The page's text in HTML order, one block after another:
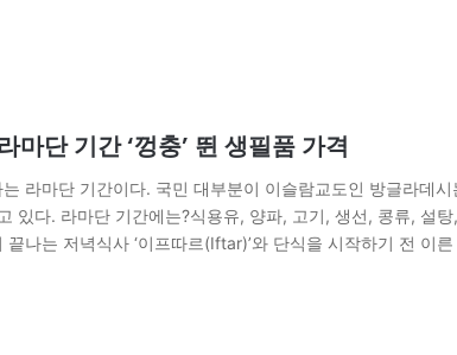
마단 기간 ‘껑충’ 뛴 생필품 가격
라마단 기간이다. 국민 대부분이 이슬람교도인 방글라데
있다. 라마단 기간에는?식용유, 양파, 고기, 생선, 콩류, 설
끝나는 저녁식사 ‘이프따르(Iftar)’와 단식을 시작하기 전 이